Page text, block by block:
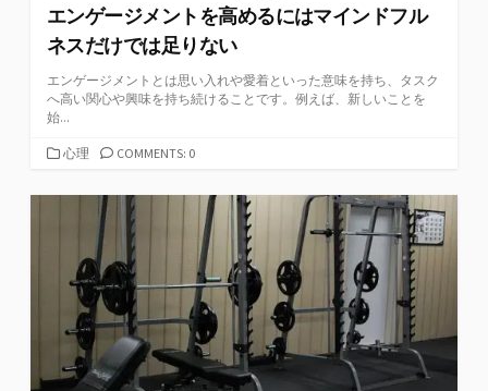
エンゲージメントを高めるにはマインドフル
ネスだけでは足りない
エンゲージメントとは思い入れや愛着といった意味を持ち、タスク
へ高い関心や興味を持ち続けることです。例えば、新しいことを
始...
カ
ゴ
心理 COMMENTS: 0